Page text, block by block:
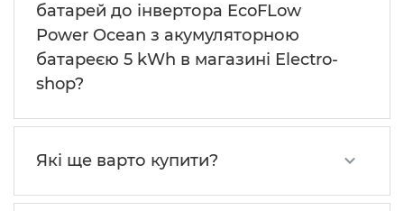
батарей до інвертора EcoFLow
Power Ocean з акумуляторною
батареєю 5 kWh в магазині Electro-
shop?
Які ще варто купити?